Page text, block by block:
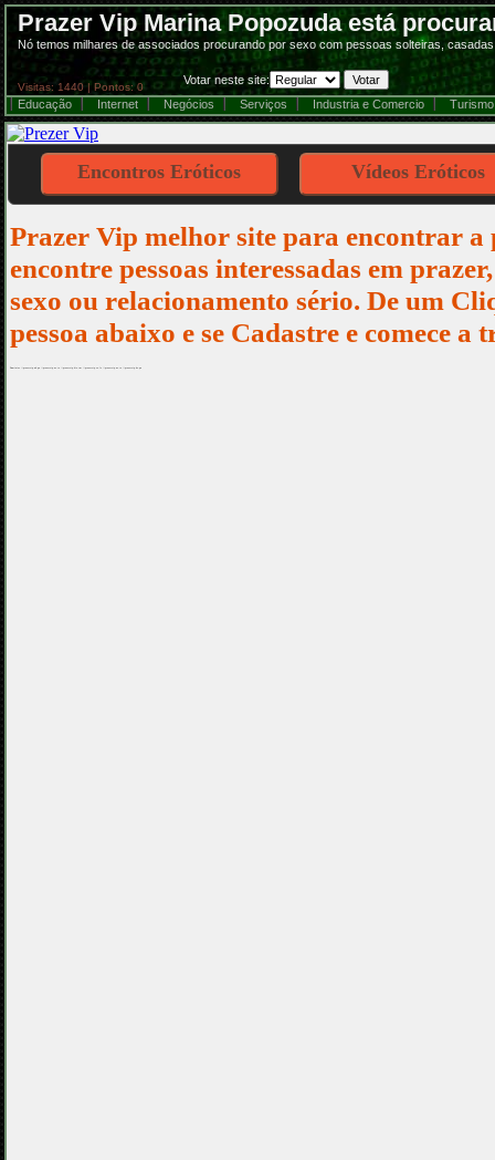
Prazer Vip Marina Popozuda está
Nó temos milhares de associados procurando por sexo com pessoas solteiras,
Visitas: 1440 | Pontos: 0
Votar neste site:
Educação
Internet Negócios Serviços Industria e Comercio Turismo